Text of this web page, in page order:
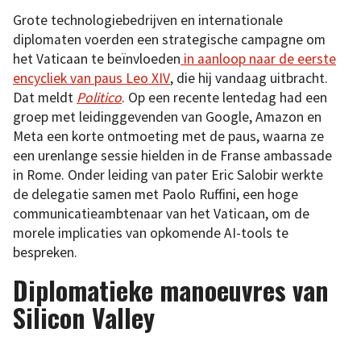
Grote technologiebedrijven en internationale
diplomaten voerden een strategische campagne om
het Vaticaan te beïnvloeden in aanloop naar de eerste
encycliekvan paus Leo XIV, die hij vandaag uitbracht.
Dat meldt Politico. Op een recente lentedag had een
groep met leidinggevenden van Google, Amazon en
Meta een korte ontmoeting met de paus, waarna ze
een urenlange sessie hielden in de Franse ambassade
in Rome. Onder leiding van pater Eric Salobir werkte
de delegatie samen met Paolo Ruffini, een hoge
communicatieambtenaar van het Vaticaan, om de
morele implicaties van opkomende AI-tools te
bespreken.
Diplomatieke manoeuvres van
Silicon Valley